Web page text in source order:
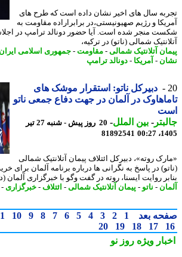
سال های اخیر نشان داده است که طرح های
و رژیم صهیونیستی،در برابراراده مقاومت به
منجر شده است. آیا حضور دونالد ترامپ در اجلاس
شمالی (ناتو) در ترکیه،
آتلانتیک شمالی-مقاومت-جمهوری اسلامی ایران -
-آمریکا- دونالد ترامپ
دبیرکل ناتو: استقرار موشک های
در آلمان در جهت دفاع جمعی ناتو
-بین الملل-
20 روز پیش - شنبه 27 تیر
81892541
روته»، دبیرکل ائتلاف پیمان آتلانتیک شمالی
در پاسخ به نگرانی ها درباره برنامه آلمان برای خرید
روایت ایسنا، روته در گفت وگو با خبرگزاری آلمان
-ناتو-پیمان آتلانتیک شمالی-ائتلاف-خبرگزاری -
بعد 1
2
3
4
5
6
7
8
9
10
11
17
18
19
20
ویژهروز نو